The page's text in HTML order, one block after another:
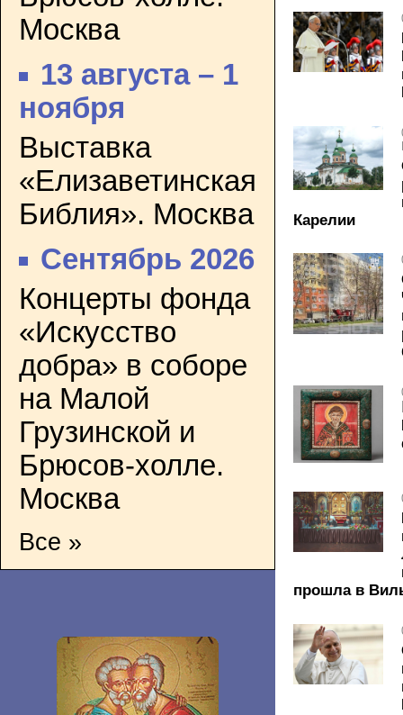
Москва
13 августа – 1
ноября
Выставка
«Елизаветинская
Библия». Москва
Сентябрь 2026
Концерты фонда
«Искусство
добра» в соборе
на Малой
Грузинской и
Брюсов-холле.
Москва
Все »
Карелии
прошла в